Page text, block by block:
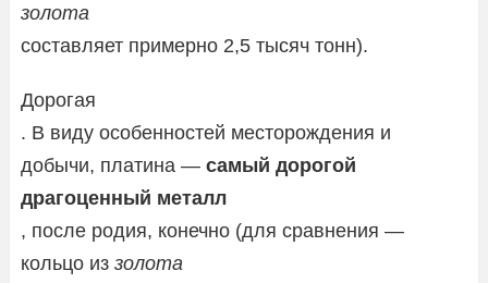
золота
составляет примерно 2,5 тысяч тонн).
Дорогая
. В виду особенностей месторождения и
добычи, платина — самый дорогой
драгоценный металл
, после родия, конечно (для сравнения —
кольцо из золота